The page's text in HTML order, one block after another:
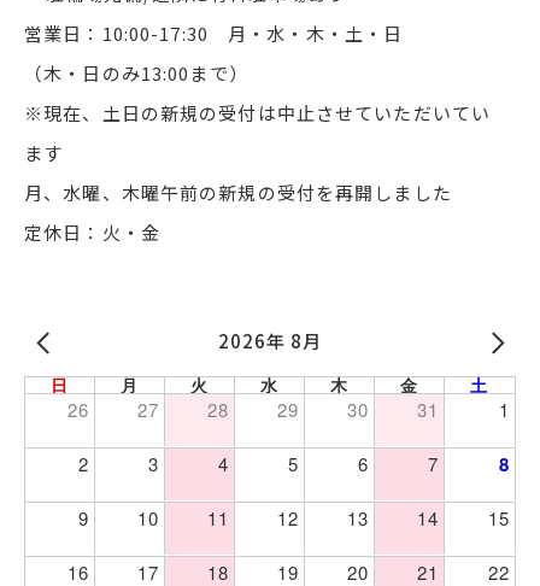
営業日：10:00-17:30 月・水・木・土・日
（木・日のみ13:00まで）
※現在、土日の新規の受付は中止させていただいてい
ます
月、水曜、木曜午前の新規の受付を再開しました
定休日：火・金
2026年 8月
日 月 火 水 木 金 土
26 27 28 29 30 31 1
2 3 4 5 6 7 8
9 10 11 12 13 14 15
16 17 18 19 20 21 22